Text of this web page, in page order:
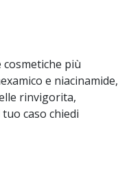
più
e niacinamide,
rinvigorita,
caso chiedi